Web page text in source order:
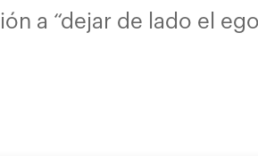
a “dejar de lado el